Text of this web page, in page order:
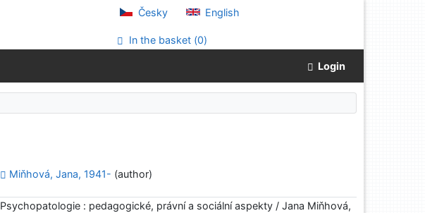
Česky English
In the basket (0)
Login
Miňhová, Jana, 1941- (author)
Psychopatologie : pedagogické, právní a sociální aspekty / Jana Miňhová,